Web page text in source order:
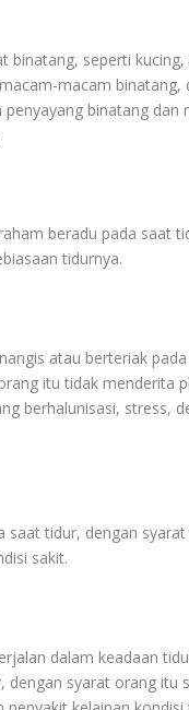
binatang, seperti
macam binatang,
penyayang binatang dan
beradu pada saat
tidurnya.
atau berteriak
itu tidak menderita
berhalunisasi, stress,
saat tidur, dengan
sakit.
dalam keadaan
dengan syarat orang itu